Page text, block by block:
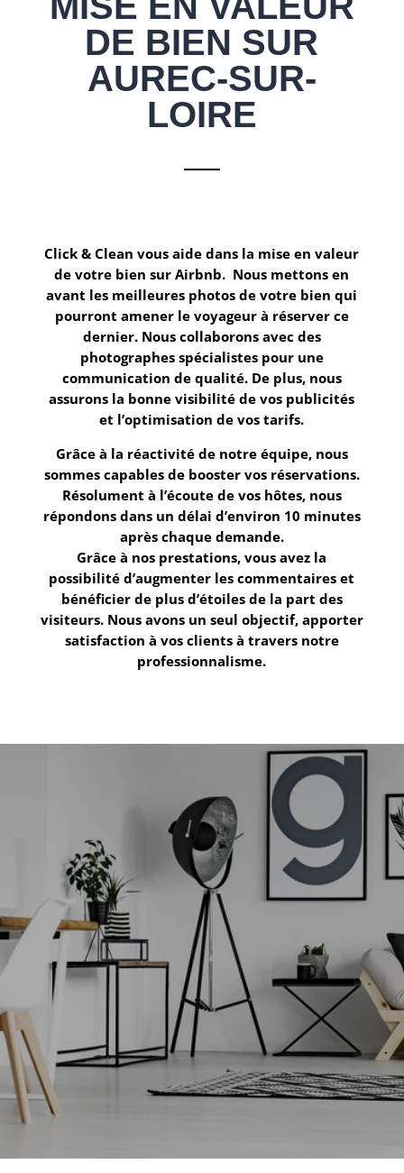
DE BIEN SUR
AUREC-SUR-
LOIRE
Click & Clean vous aide dans la mise en valeur
de votre bien surAirbnb. Nous mettons en
avant les meilleures photos de votre bien qui
pourront amener le voyageur à réserver ce
dernier. Nous collaborons avec des
photographes spécialistes pour une
communication de qualité. De plus, nous
assurons la bonne visibilité de vos publicités
et l’optimisation de vos tarifs.
Grâce à la réactivité de notre équipe, nous
sommes capables de booster vos réservations.
Résolument à l’écoute de vos hôtes, nous
répondons dans un délai d’environ 10 minutes
après chaque demande.
Grâce à nos prestations, vous avez la
possibilité d’augmenter les commentaires et
bénéficier de plus d’étoiles de la part des
visiteurs. Nous avons un seul objectif, apporter
satisfaction à vos clients à travers notre
professionnalisme.